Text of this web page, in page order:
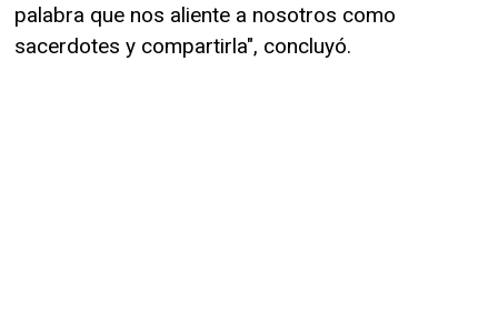
palabra que nos aliente a nosotros como
sacerdotes y compartirla", concluyó.